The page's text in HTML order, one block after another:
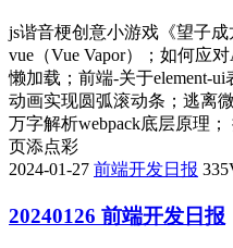
js谐音梗创意小游戏《望子
vue（Vue Vapor）；如何应
懒加载；前端-关于element-
动画实现圆弧滚动条；逃离
万字解析webpack底层原理；
页添点彩
2024-01-27 前端开发日报
20240126 前端开发日报